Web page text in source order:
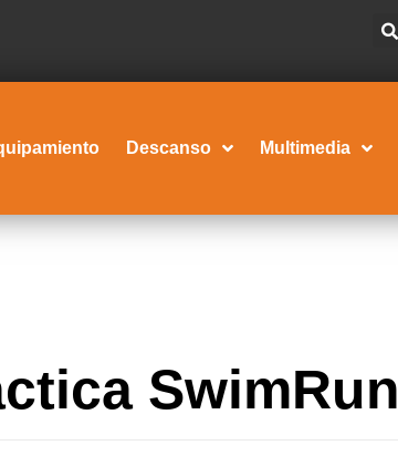
Descanso Multimedia
SwimRun